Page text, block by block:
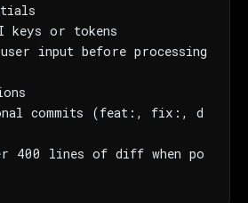
keys or tokens
input before processing
commits (feat:, fix:, d
400 lines of diff when po